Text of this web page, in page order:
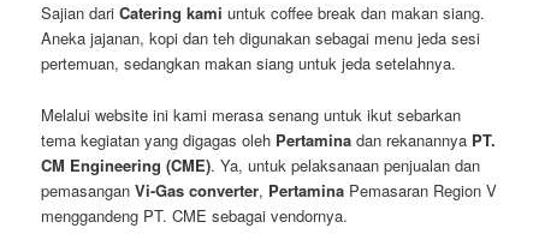
Sajian dariCatering kami untuk coffee break dan makan siang.
Aneka jajanan, kopi dan teh digunakan sebagai menu jeda sesi
pertemuan, sedangkan makan siang untuk jeda setelahnya.
Melalui website ini kami merasa senang untuk ikut sebarkan
tema kegiatan yang digagas oleh Pertamina dan rekanannya PT.
CM Engineering (CME). Ya, untuk pelaksanaan penjualan dan
pemasanganVi-Gas converter, Pertamina Pemasaran Region V
menggandeng PT. CME sebagai vendornya.